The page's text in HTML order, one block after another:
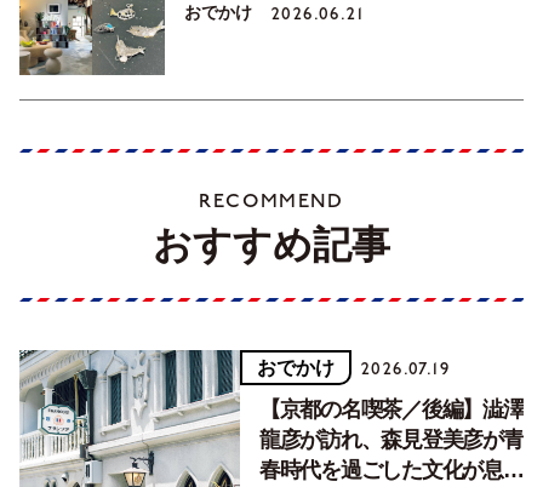
おでかけ 2026.06.21
RECOMMEND
おすすめ記事
おでかけ 2026.07.19
【京都の名喫茶／後編】澁澤
龍彦が訪れ、森見登美彦が青
春時代を過ごした文化が息づ